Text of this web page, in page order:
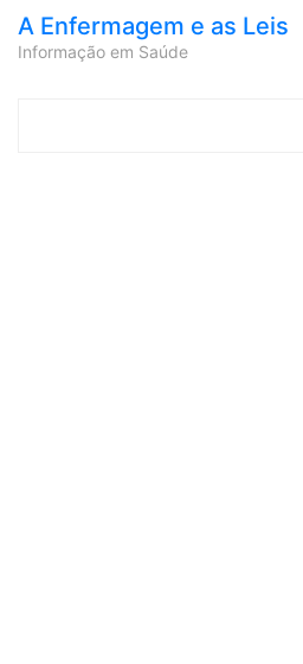
A Enfermagem e as Leis
Informação em Saúde